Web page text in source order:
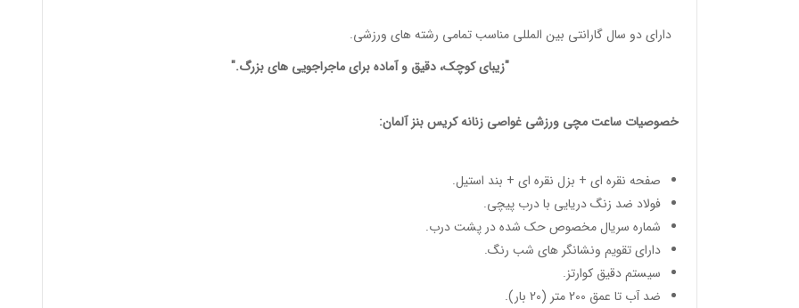
دارای دو سال گارانتی بین المللی مناسب تمامی رشته های ورزشی.
"زیبای کوچک، دقیق و آماده برای ماجراجویی های بزرگ."
خصوصیات ساعت مچی ورزشی غواصی زنانهکریس بنز آلمان:
صفحه نقره ای + بزل نقره ای + بند استیل.
فولاد ضد زنگ دریایی با درب پیچی.
شماره سریال مخصوص حک شده در پشت درب.
دارای تقویم ونشانگر های شب رنگ.
سیستم دقیق کوارتز.
ضد آب تا عمق 200 متر (20 بار).